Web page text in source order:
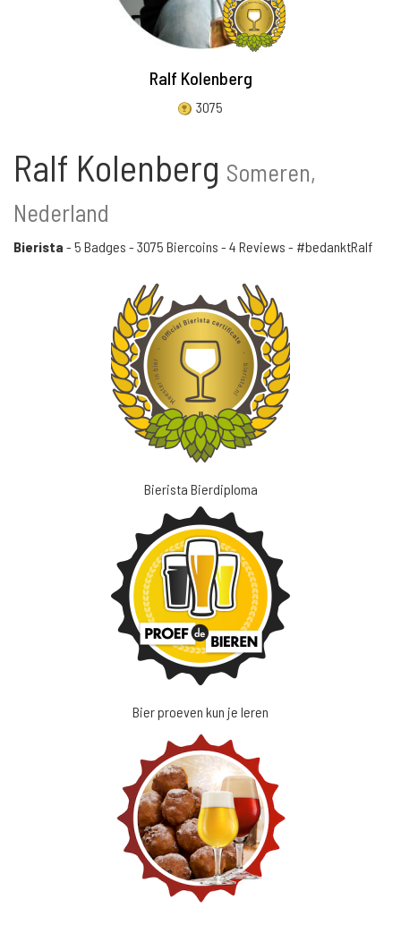
Ralf Kolenberg
3075
Ralf Kolenberg Someren,
Nederland
Bierista - 5 Badges - 3075 Biercoins - 4 Reviews - #bedanktRalf
Bierista Bierdiploma
Bier proeven kun je leren